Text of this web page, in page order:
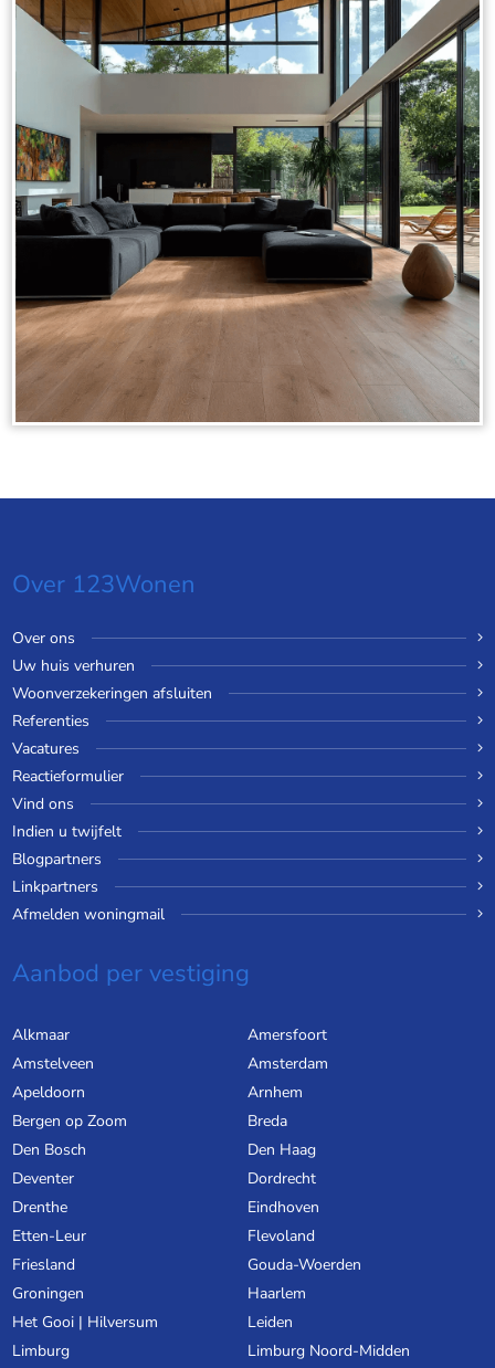
Over 123Wonen
Over ons
Uw huis verhuren
Woonverzekeringen afsluiten
Referenties
Vacatures
Reactieformulier
Vind ons
Indien u twijfelt
Blogpartners
Linkpartners
Afmelden woningmail
Aanbod per vestiging
Alkmaar
Amersfoort
Amstelveen
Amsterdam
Apeldoorn
Arnhem
Bergen op Zoom
Breda
Den Bosch
Den Haag
Deventer
Dordrecht
Drenthe
Eindhoven
Etten-Leur
Flevoland
Friesland
Gouda-Woerden
Groningen
Haarlem
Het Gooi | Hilversum
Leiden
Limburg
Limburg Noord-Midden